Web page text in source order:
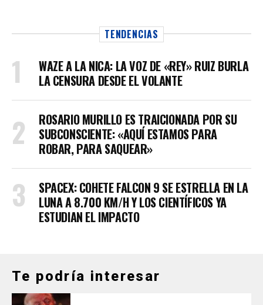
TENDENCIAS
WAZE A LA NICA: LA VOZ DE «REY» RUIZ BURLA
LA CENSURA DESDE EL VOLANTE
ROSARIO MURILLO ES TRAICIONADA POR SU
SUBCONSCIENTE: «AQUÍ ESTAMOS PARA
ROBAR, PARA SAQUEAR»
SPACEX: COHETE FALCON 9 SE ESTRELLA EN LA
LUNA A 8.700 KM/H Y LOS CIENTÍFICOS YA
ESTUDIAN EL IMPACTO
Te podría interesar